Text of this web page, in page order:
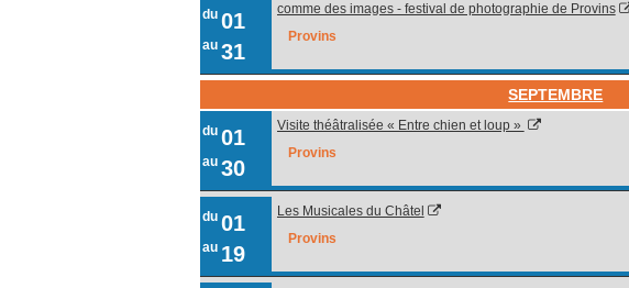
du 01
au 31
comme des images - festival de photographie de Provins
Provins
SEPTEMBRE
du 01
au 30
Visite théâtralisée « Entre chien et loup »
Provins
du 01
au 19
Les Musicales du Châtel
Provins